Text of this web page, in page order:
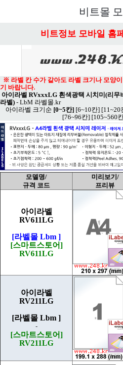
비트몰
비트정보 모바일 홈
※ 라벨 칸 수가 같아도 라벨 크기나 모양
기 바랍니다.
아이라벨 RVxxxLG 흰색광택 시치미(리무
라벨) - LbM 라벨몰.kr
아이라벨 크기순 [0~5칸] [6~10칸] [11~20
[76~96칸] [105~560
모델명/
규격 코드
미리보기/
프리뷰
아이라벨
RV611LG
[라벨몰 Lbm ]
[스마트스토어]
RV611LG
아이라벨
RV211LG
[라벨몰 Lbm ]
-
[스마트스토어]
RV211LG